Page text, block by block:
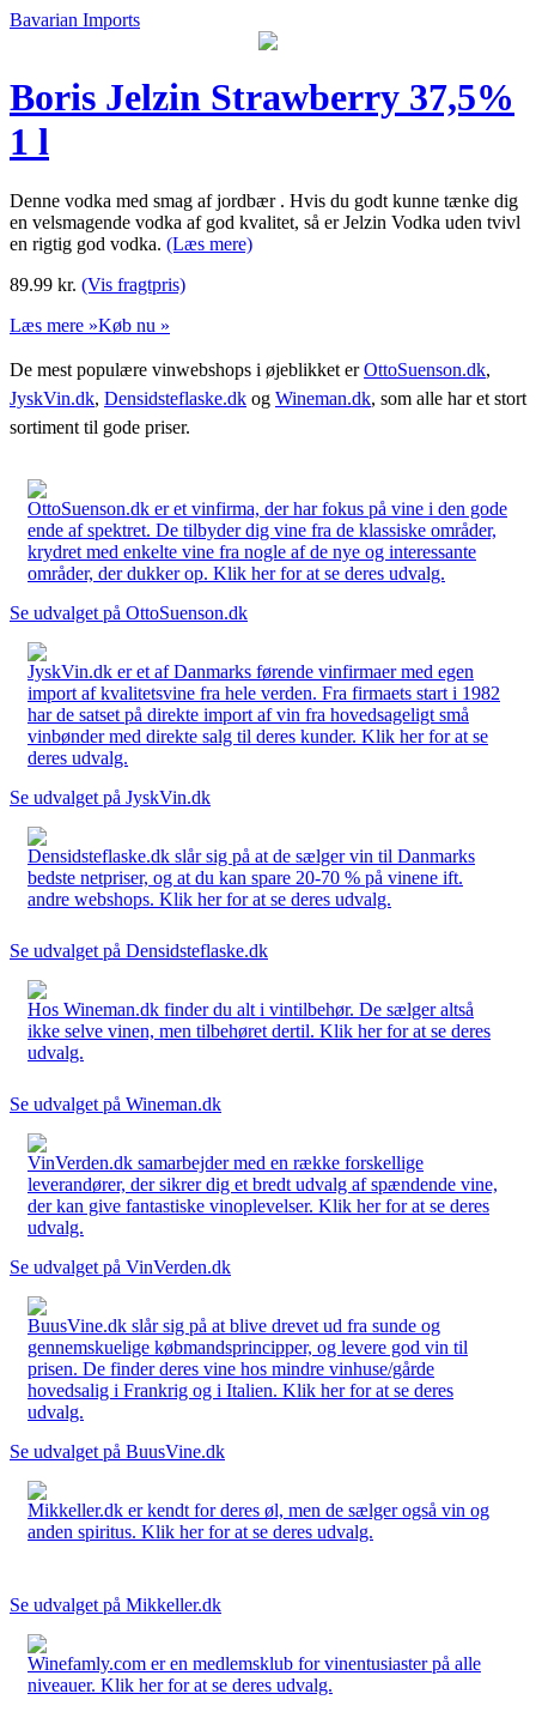
Bavarian Imports
Boris Jelzin Strawberry 37,5%
1 l
Denne vodka med smag af jordbær . Hvis du godt kunne tænke dig
en velsmagende vodka af god kvalitet, så er Jelzin Vodka uden tvivl
en rigtig god vodka. (Læs mere)
89.99 kr. (Vis fragtpris)
Læs mere »Køb nu »
De mest populære vinwebshops i øjeblikket erOttoSuenson.dk,
JyskVin.dk, Densidsteflaske.dk og Wineman.dk, som alle har et stort
sortiment til gode priser.
OttoSuenson.dk er et vinfirma, der har fokus på vine i den gode
ende af spektret. De tilbyder dig vine fra de klassiske områder,
krydret med enkelte vine fra nogle af de nye og interessante
områder, der dukker op. Klik her for at se deres udvalg.
Se udvalget på OttoSuenson.dk
JyskVin.dk er et af Danmarks førende vinfirmaer med egen
import af kvalitetsvine fra hele verden. Fra firmaets start i 1982
har de satset på direkte import af vin fra hovedsageligt små
vinbønder med direkte salg til deres kunder. Klik her for at se
deres udvalg.
Se udvalget på JyskVin.dk
Densidsteflaske.dk slår sig på at de sælger vin til Danmarks
bedste netpriser, og at du kan spare 20-70 % på vinene ift.
andre webshops. Klik her for at se deres udvalg.
Se udvalget på Densidsteflaske.dk
Hos Wineman.dk finder du alt i vintilbehør. De sælger altså
ikke selve vinen, men tilbehøret dertil. Klik her for at se deres
udvalg.
Se udvalget på Wineman.dk
VinVerden.dk samarbejder med en række forskellige
leverandører, der sikrer dig et bredt udvalg af spændende vine,
der kan give fantastiske vinoplevelser. Klik her for at se deres
udvalg.
Se udvalget på VinVerden.dk
BuusVine.dk slår sig på at blive drevet ud fra sunde og
gennemskuelige købmandsprincipper, og levere god vin til
prisen. De finder deres vine hos mindre vinhuse/gårde
hovedsalig i Frankrig og i Italien. Klik her for at se deres
udvalg.
Se udvalget på BuusVine.dk
Mikkeller.dk er kendt for deres øl, men de sælger også vin og
anden spiritus. Klik her for at se deres udvalg.
Se udvalget på Mikkeller.dk
Winefamly.com er en medlemsklub for vinentusiaster på alle
niveauer. Klik her for at se deres udvalg.